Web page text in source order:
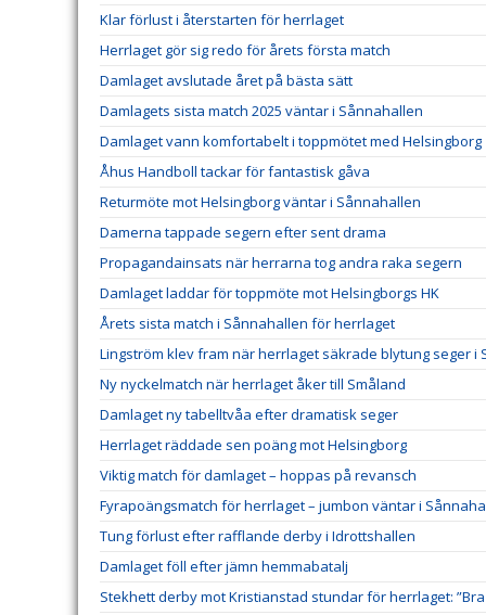
Klar förlust i återstarten för herrlaget
Herrlaget gör sig redo för årets första match
Damlaget avslutade året på bästa sätt
Damlagets sista match 2025 väntar i Sånnahallen
Damlaget vann komfortabelt i toppmötet med Helsingborg
Åhus Handboll tackar för fantastisk gåva
Returmöte mot Helsingborg väntar i Sånnahallen
Damerna tappade segern efter sent drama
Propagandainsats när herrarna tog andra raka segern
Damlaget laddar för toppmöte mot Helsingborgs HK
Årets sista match i Sånnahallen för herrlaget
Lingström klev fram när herrlaget säkrade blytung seger i
Ny nyckelmatch när herrlaget åker till Småland
Damlaget ny tabelltvåa efter dramatisk seger
Herrlaget räddade sen poäng mot Helsingborg
Viktig match för damlaget – hoppas på revansch
Fyrapoängsmatch för herrlaget – jumbon väntar i
Tung förlust efter rafflande derby i Idrottshallen
Damlaget föll efter jämn hemmabatalj
Stekhett derby mot Kristianstad stundar för herrlaget: